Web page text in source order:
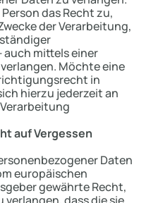
das Recht zu,
der Verarbeitung,
mittels einer
Möchte eine
in
hierzu jederzeit an
auf Vergessen
Daten
europäischen
gewährte Recht,